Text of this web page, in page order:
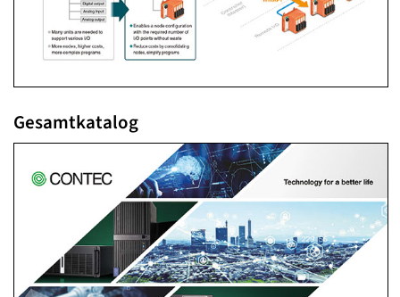
Gesamtkatalog